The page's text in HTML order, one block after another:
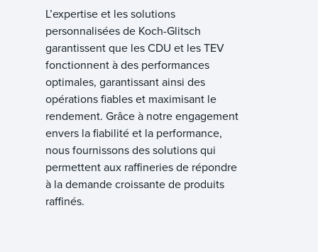
L’expertise et les solutions
personnalisées de Koch-Glitsch
garantissent que les CDU et les TEV
fonctionnent à des performances
optimales, garantissant ainsi des
opérations fiables et maximisant le
rendement. Grâce à notre engagement
envers la fiabilité et la performance,
nous fournissons des solutions qui
permettent aux raffineries de répondre
à la demande croissante de produits
raffinés.